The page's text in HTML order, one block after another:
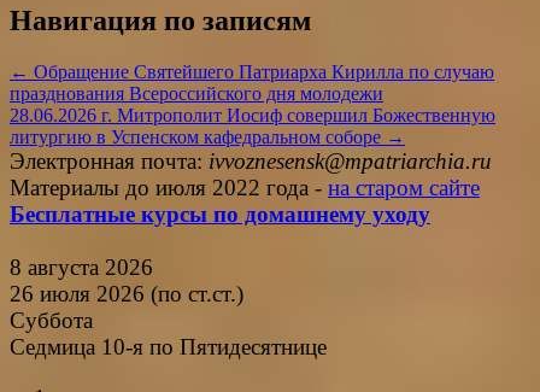
Навигация по записям
← Обращение Святейшего Патриарха Кирилла по случаю
празднования Всероссийского дня молодежи
28.06.2026 г. Митрополит Иосиф совершил Божественную
литургию в Успенском кафедральном соборе →
Электронная почта: ivvoznesensk@mpatriarchia.ru
Материалы до июля 2022 года - на старом сайте
Бесплатные курсы по домашнему уходу
8 августа 2026
26 июля 2026 (по ст.ст.)
Суббота
Седмица 10-я по Пятидесятнице